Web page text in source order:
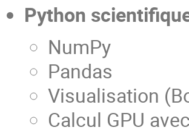
Python
NumPy
Pandas
Visualisation
Calcul GPU